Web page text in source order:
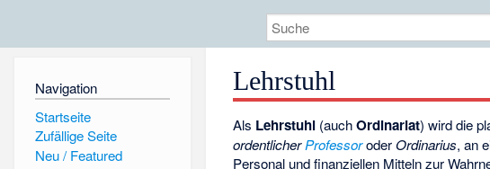
Navigation
Startseite
Zufällige Seite
Neu / Featured
Lehrstuhl
Als Lehrstuhl (auchOrdinariat) wird die
ordentlicherProfessoroderOrdinarius, an
Personal und finanziellen Mitteln zur